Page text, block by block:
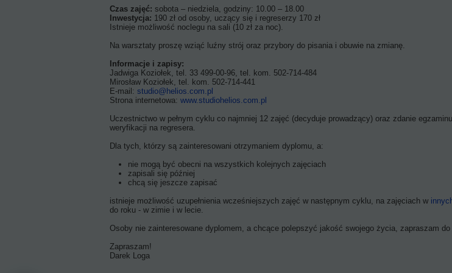
Czas zajęć: sobota – niedziela, godziny: 10.00 – 18.00
Inwestycja: 190 zł od osoby, uczący się i regreserzy 170 zł
Istnieje możliwość noclegu na sali (10 zł za noc).
Na warsztaty proszę wziąć luźny strój oraz przybory do pisania i obuwie na zmianę.
Informacje i zapisy:
Jadwiga Koziołek, tel. 33 499-00-96, tel. kom. 502-714-484
Mirosław Koziołek, tel. kom. 502-714-441
E-mail: studio@helios.com.pl
Strona internetowa: www.studiohelios.com.pl
Uczestnictwo w pełnym cyklu co najmniej 12 zajęć (decyduje prowadzący) oraz zdanie
weryfikacji na regresera.
Dla tych, którzy są zainteresowani otrzymaniem dyplomu, a:
nie mogą być obecni na wszystkich kolejnych zajęciach
zapisali się później
chcą się jeszcze zapisać
istnieje możliwość uzupełnienia wcześniejszych zajęć w następnym cyklu, na zajęciach w
do roku - w zimie i w lecie.
Osoby nie zainteresowane dyplomem, a chcące polepszyć jakość swojego życia, zapraszam
Zapraszam!
Darek Loga